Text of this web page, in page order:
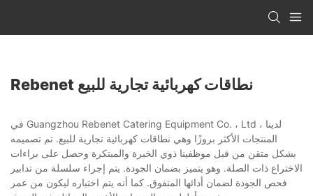
Rebenet نطاقات كهربائية تجارية للبيع
في Guangzhou Rebenet Catering Equipment Co. ، Ltd ، لدينا
المنتجات الأكثر بروزًا وهي نطاقات كهربائية تجارية للبيع. تم تصميمه
بشكل متقن من قبل موظفينا ذوي الخبرة والمبتكرة وحصل على براءات
الاختراع ذات الصلة. وهو يتميز بضمان الجودة. يتم إجراء سلسلة من تدابير
فحص الجودة لضمان أدائها المتفوق. كما أنه يتم اختباره ليكون من عمر